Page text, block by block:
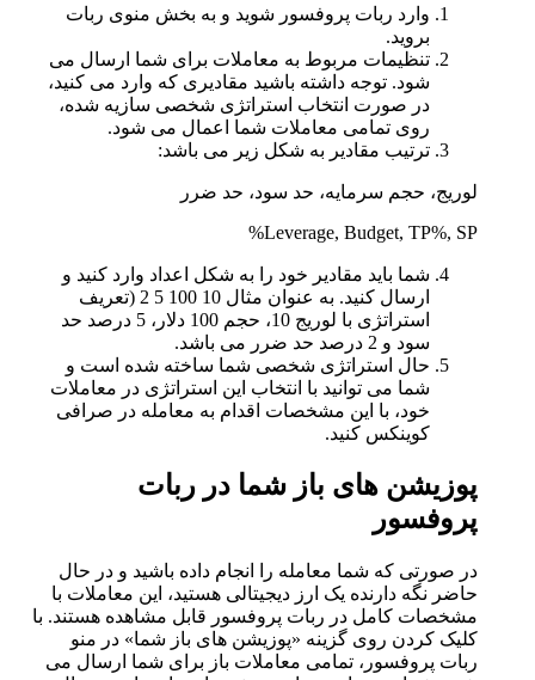
وارد ربات پروفسور شوید و به بخش منوی ربات
بروید.
تنظیمات مربوط به معاملات برای شما ارسال می
شود. توجه داشته باشید مقادیری که وارد می کنید،
در صورت انتخاب استراتژی شخصی سازیه شده،
روی تمامی معاملات شما اعمال می شود.
ترتیب مقادیر به شکل زیر می باشد:
لوریج، حجم سرمایه، حد سود، حد ضرر
Leverage, Budget, TP%, SP%
شما باید مقادیر خود را به شکل اعداد وارد کنید و
ارسال کنید. به عنوان مثال 10 100 5 2 (تعریف
استراتژی با لوریج 10، حجم 100 دلار، 5 درصد حد
سود و 2 درصد حد ضرر می باشد.
حال استراتژی شخصی شما ساخته شده است و
شما می توانید با انتخاب این استراتژی در معاملات
خود، با این مشخصات اقدام به معامله در صرافی
کوینکس کنید.
پوزیشن های باز شما در ربات
پروفسور
در صورتی که شما معامله را انجام داده باشید و در حال
حاضر نگه دارنده یک ارز دیجیتالی هستید، این معاملات با
مشخصات کامل در ربات پروفسور قابل مشاهده هستند. با
کلیک کردن روی گزینه «پوزیشن های باز شما» در منو
ربات پروفسور، تمامی معاملات باز برای شما ارسال می